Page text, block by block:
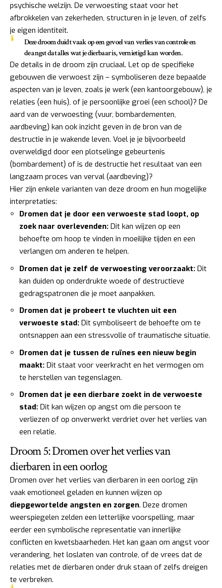
psychische welzijn. De verwoesting staat voor het
afbrokkelen van zekerheden, structuren in je leven, of zelfs
je eigen identiteit.
Deze droom duidt vaak op een gevoel vanverlies van controleen
de angst dat alles wat je dierbaar is, vernietigd kan worden.
De details in de droom zijn cruciaal. Let op de specifieke
gebouwen die verwoest zijn – symboliseren deze bepaalde
aspecten van je leven, zoals je werk (een kantoorgebouw), je
relaties (een huis), of je persoonlijke groei (een school)? De
aard van de verwoesting (vuur, bombardementen,
aardbeving) kan ook inzicht geven in de bron van de
destructie in je wakende leven. Voel je je bijvoorbeeld
overweldigd door een plotselinge gebeurtenis
(bombardement) of is de destructie het resultaat van een
langzaam proces van verval (aardbeving)?
Hier zijn enkele varianten van deze droom en hun mogelijke
interpretaties:
Dromen dat je door een verwoeste stad loopt, op
zoek naar overlevenden: Dit kan wijzen op een
behoefte om hoop te vinden in moeilijke tijden en een
verlangen om anderen te helpen.
Dromen dat je zelf de verwoesting veroorzaakt: Dit
kan duiden op onderdrukte woede of destructieve
gedragspatronen die je moet aanpakken.
Dromen dat je probeert te vluchten uit een
verwoeste stad: Dit symboliseert de behoefte om te
ontsnappen aan een stressvolle of traumatische situatie.
Dromen dat je tussen de ruïnes een nieuw begin
maakt: Dit staat voor veerkracht en het vermogen om
te herstellen van tegenslagen.
Dromen dat je een dierbare zoekt in de verwoeste
stad: Dit kan wijzen op angst om die persoon te
verliezen of op onverwerkt verdriet over het verlies van
een relatie.
Droom 5: Dromen over het verlies van
dierbaren in een oorlog
Dromen over het verlies van dierbaren in een oorlog zijn
vaak emotioneel geladen en kunnen wijzen op
diepgewortelde angsten en zorgen. Deze dromen
weerspiegelen zelden een letterlijke voorspelling, maar
eerder een symbolische representatie van innerlijke
conflicten en kwetsbaarheden. Het kan gaan om angst voor
verandering, het loslaten van controle, of de vrees dat de
relaties met de dierbaren onder druk staan of zelfs dreigen
te verbreken.